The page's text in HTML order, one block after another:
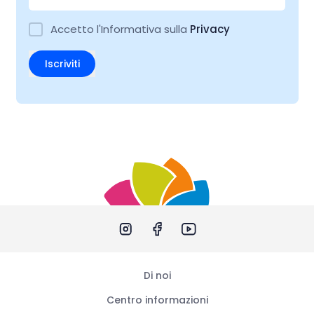
Accetto l'Informativa sulla Privacy
Iscriviti
Di noi
Centro informazioni